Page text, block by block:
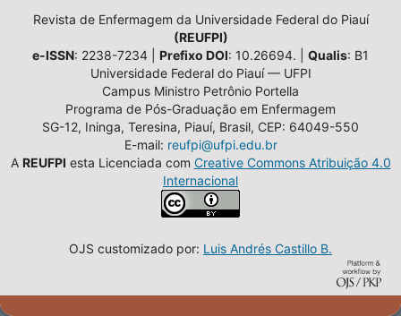
Revista de Enfermagem da Universidade Federal do Piauí
(REUFPI)
e-ISSN: 2238-7234 | Prefixo DOI: 10.26694. | Qualis: B1
Universidade Federal do Piauí — UFPI
Campus Ministro Petrônio Portella
Programa de Pós-Graduação em Enfermagem
SG-12, Ininga, Teresina, Piauí, Brasil, CEP: 64049-550
E-mail: reufpi@ufpi.edu.br
A REUFPI esta Licenciada com Creative Commons Atribuição 4.0
Internacional
OJS customizado por: Luis Andrés Castillo B.